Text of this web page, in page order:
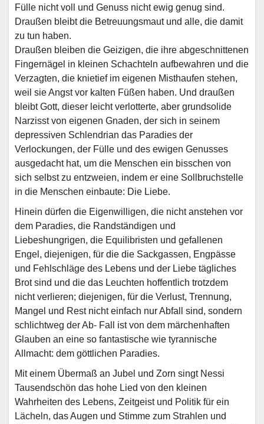
Fülle nicht voll und Genuss nicht ewig genug sind.
Draußen bleibt die Betreuungsmaut und alle, die damit
zu tun haben.
Draußen bleiben die Geizigen, die ihre abgeschnittenen
Fingernägel in kleinen Schachteln aufbewahren und die
Verzagten, die knietief im eigenen Misthaufen stehen,
weil sie Angst vor kalten Füßen haben. Und draußen
bleibt Gott, dieser leicht verlotterte, aber grundsolide
Narzisst von eigenen Gnaden, der sich in seinem
depressiven Schlendrian das Paradies der
Verlockungen, der Fülle und des ewigen Genusses
ausgedacht hat, um die Menschen ein bisschen von
sich selbst zu entzweien, indem er eine Sollbruchstelle
in die Menschen einbaute: Die Liebe.
Hinein dürfen die Eigenwilligen, die nicht anstehen vor
dem Paradies, die Randständigen und
Liebeshungrigen, die Equilibristen und gefallenen
Engel, diejenigen, für die die Sackgassen, Engpässe
und Fehlschläge des Lebens und der Liebe tägliches
Brot sind und die das Leuchten hoffentlich trotzdem
nicht verlieren; diejenigen, für die Verlust, Trennung,
Mangel und Rest nicht einfach nur Abfall sind, sondern
schlichtweg der Ab- Fall ist von dem märchenhaften
Glauben an eine so fantastische wie tyrannische
Allmacht: dem göttlichen Paradies.
Mit einem Übermaß an Jubel und Zorn singt Nessi
Tausendschön das hohe Lied von den kleinen
Wahrheiten des Lebens, Zeitgeist und Politik für ein
Lächeln, das Augen und Stimme zum Strahlen und